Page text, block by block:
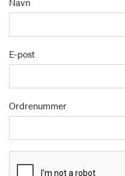
Navn
E-post
Ordrenummer